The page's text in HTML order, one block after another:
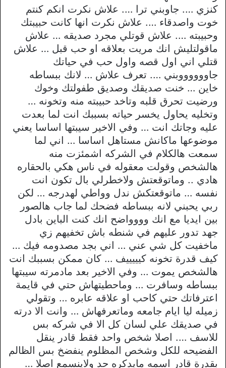
كنزي …. جاوبني ترا …. علاش نكرت انكم كنتم
خوت واصدقاء …. علاش نكرت انها كانت حبيبتك
وحبيبته …. علاش قوتلي مجرد صديقه … علاش
ماقولتليش انك مريت بعلاقه او حب قبل … علاش
قتلي اني اول قصه واول حب في حياتك
جاووووووبني …. تعرف علاش … لانك ببساطه
خاين … خنت صديقك وصديق طفولتك وخوك
ورضيت تحرق قلبه وتاخد حبيبته منه وتخونه …
وتخليه يحاول يخسر حياته بسببك انت لما بعدت
عليه وجاتك انت … وفي الاخير سيبتها اساسا يعني
موضوعها ماكانش مستاهل اساسا … اني لما
سمعت هالكلام في الشركه اشمئزت منه
هالشخص وقولت معقوله في ناس هكي بالحقاره
هادي .. وماتوقعتش ولاخطرلي بال تكون انت
نفسه … ماتوقعتكش ندل وواطي لهدرجه … لكن
ربي يحبني لانه ببساطه فضحك لما جاب هالصور
بين ايديا مع انك وووواضح انك كنت الباين بادل
جهد تدور عليهم في شنطه باش تخفيهم زي
ماخفيت كل شي عني … اني بجد مصدومه فيك …
كيف قدرة تخونه كيييييف … كان ممكن بسببك انت
هالشخص يموت … وفي الاخير بعد مادمرته سيبتها
ببساطه وسافرت … وماحطيتهاش حتي في قايمة
اعترفاتك حتي كاحب او علاقه عابره … وتقولي
زميله ليا ايام جامعه وماتعرفهاش … وانت الا درته
في صديقك علي لسان كل الا في شركه بس
للاسف …. اصلا شخص واحد فقط قادر ينقل
الفضيحه للكل وشخص المظلوم ينفضخ بس الظالم
بقدرة قادر اسمه مايدكره حد ولاينسمع اصلا …